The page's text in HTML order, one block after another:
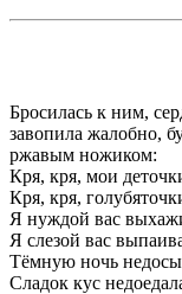
Бросилась к ним,
завопила жалобно,
ржавым ножиком:
Кря, кря, мои
Кря, кря,
Я нуждой вас
Я слезой вас
Тёмную ночь
Сладок кус